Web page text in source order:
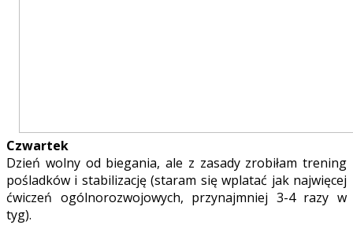
Czwartek
Dzień wolny od biegania, ale z zasady zrobiłam trening
pośladków i stabilizację (staram się wplatać jak najwięcej
ćwiczeń ogólnorozwojowych, przynajmniej 3-4 razy w
tyg).